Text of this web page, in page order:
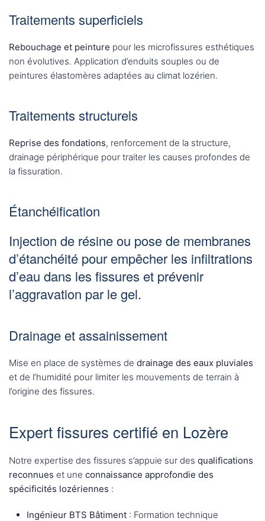
Traitements superficiels
Rebouchage et peinture pour les microfissures esthétiques
non évolutives. Application d’enduits souples ou de
peintures élastomères adaptées au climat lozérien.
Traitements structurels
Reprise des fondations, renforcement de la structure,
drainage périphérique pour traiter les causes profondes de
la fissuration.
Étanchéification
Injection de résineou pose de membranes
d’étanchéité pour empêcher les infiltrations
d’eau dans les fissures et prévenir
l’aggravation par le gel.
Drainage et assainissement
Mise en place de systèmes de drainage des eaux pluviales
et de l’humidité pour limiter les mouvements de terrain à
l’origine des fissures.
Expert fissures certifié en Lozère
Notre expertise des fissures s’appuie sur des qualifications
reconnues et une connaissance approfondie des
spécificités lozériennes :
Ingénieur BTS Bâtiment : Formation technique